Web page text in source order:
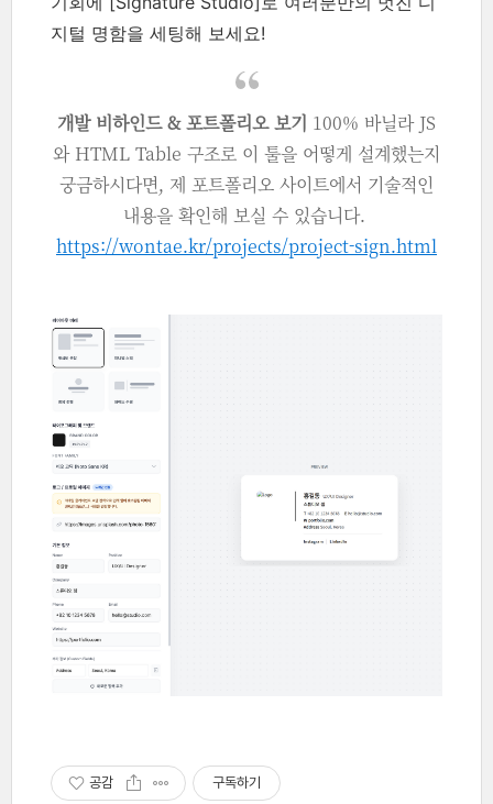
지털 명함을 세팅해 보세요!
개발 비하인드 & 포트폴리오 보기 100% 바닐라 JS
와 HTML Table 구조로 이 툴을 어떻게 설계했는지
궁금하시다면, 제 포트폴리오 사이트에서 기술적인
내용을 확인해 보실 수 있습니다.
https://wontae.kr/projects/project-sign.html
공감 구독하기